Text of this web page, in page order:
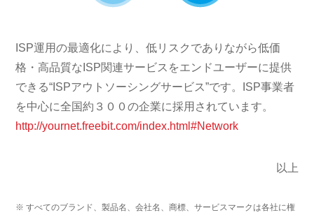
ISP運用の最適化により、低リスクでありながら低価
格・高品質なISP関連サービスをエンドユーザーに提供
できる“ISPアウトソーシングサービス”です。ISP事業者
を中心に全国約３００の企業に採用されています。
http://yournet.freebit.com/index.html#Network
以上
※ すべてのブランド、製品名、会社名、商標、サービスマークは各社に権